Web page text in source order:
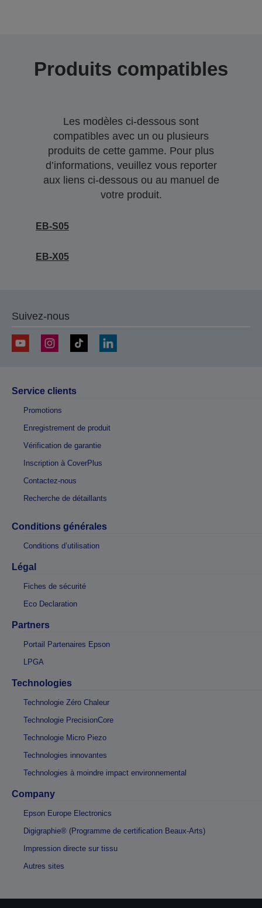
Produits compatibles
Les modèles ci-dessous sont
compatibles avec un ou plusieurs
produits de cette gamme. Pour plus
d’informations, veuillez vous reporter
aux liens ci-dessous ou au manuel de
votre produit.
EB-S05
EB-X05
Suivez-nous
Service clients
Promotions
Enregistrement de produit
Vérification de garantie
Inscription à CoverPlus
Contactez-nous
Recherche de détaillants
Conditions générales
Conditions d’utilisation
Légal
Fiches de sécurité
Eco Declaration
Partners
Portail Partenaires Epson
LPGA
Technologies
Technologie Zéro Chaleur
Technologie PrecisionCore
Technologie Micro Piezo
Technologies innovantes
Technologies à moindre impact environnemental
Company
Epson Europe Electronics
Digigraphie® (Programme de certification Beaux-Arts)
Impression directe sur tissu
Autres sites